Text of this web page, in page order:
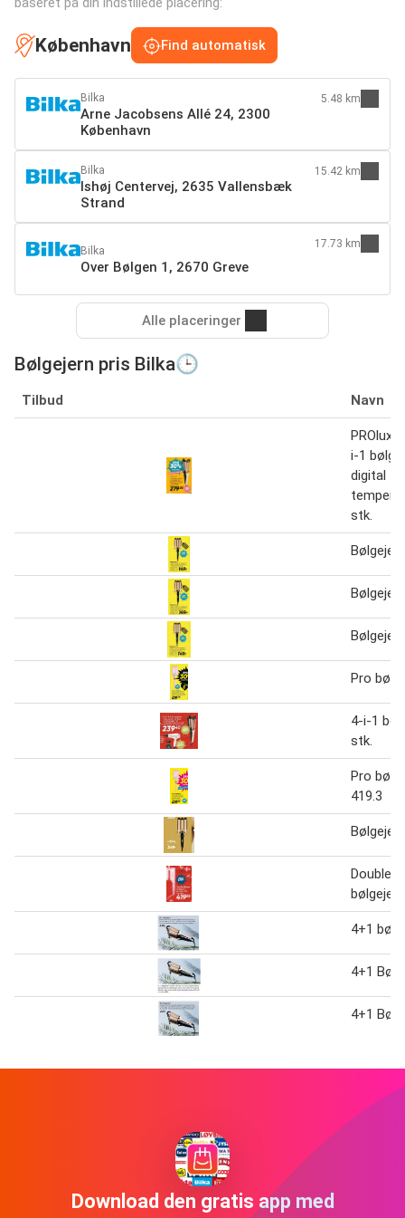
København Find automatisk
Bilka
Arne Jacobsens Allé 24, 2300
København
5.48 km
Bilka
Ishøj Centervej, 2635 Vallensbæk
Strand
15.42 km
Bilka
Over Bølgen 1, 2670 Greve
17.73 km
Alle placeringer
Bølgejern pris Bilka🕒
Tilbud Navn
PROluxe
i-1
digital
stk.
Bølgejern
Bølgejern
Pro
4-i-1
stk.
Pro
419.3
Double
4+1
4+1
4+1
Download den gratis app med